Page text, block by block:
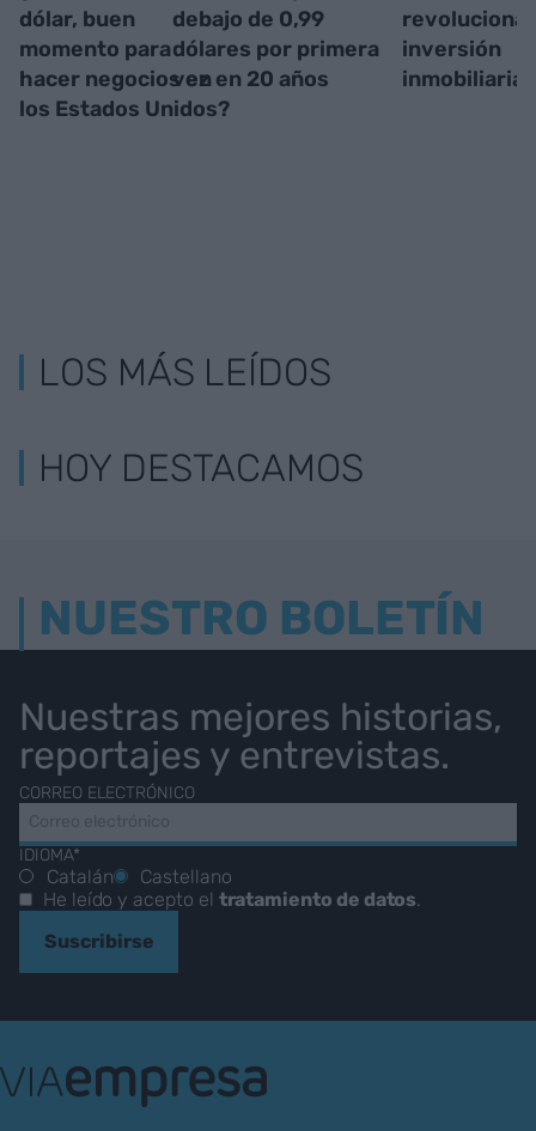
dólar, buen
momento para
hacer negocios en
los Estados Unidos?
debajo de 0,99
dólares por primera
vez en 20 años
inversión
inmobiliaria
LOS MÁS LEÍDOS
HOY DESTACAMOS
NUESTRO BOLETÍN
Nuestras mejores historias,
reportajes y entrevistas.
CORREO ELECTRÓNICO
IDIOMA*
Catalán
Castellano
He leído y acepto el tratamiento de datos.
Suscribirse